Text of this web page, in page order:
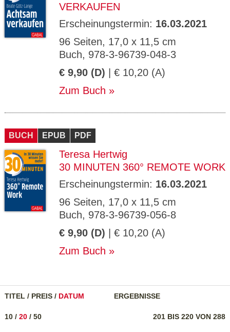
VERKAUFEN
Erscheinungstermin: 16.03.2021
96 Seiten, 17,0 x 11,5 cm
Buch, 978-3-96739-048-3
€ 9,90 (D) | € 10,20 (A)
Zum Buch
BUCH EPUB PDF
Teresa Hertwig
30 MINUTEN 360° REMOTE WORK
Erscheinungstermin: 16.03.2021
96 Seiten, 17,0 x 11,5 cm
Buch, 978-3-96739-056-8
€ 9,90 (D) | € 10,20 (A)
Zum Buch
TITEL / PREIS / DATUM ERGEBNISSE
201 BIS 220 VON 288
10 / 20 / 50